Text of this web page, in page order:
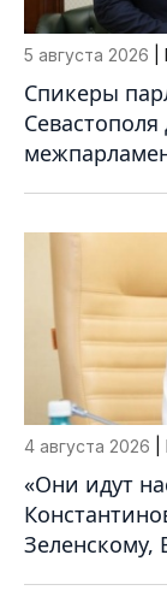
5 августа 2026
Спикеры
4 августа 2026
«Они идут
Зеленскому,